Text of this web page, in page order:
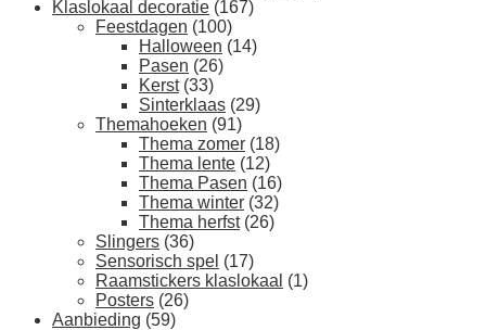
Klaslokaal decoratie (167)
Feestdagen (100)
Halloween (14)
Pasen (26)
Kerst (33)
Sinterklaas (29)
Themahoeken (91)
Thema zomer (18)
Thema lente (12)
Thema Pasen (16)
Thema winter (32)
Thema herfst (26)
Slingers (36)
Sensorisch spel (17)
Raamstickers klaslokaal (1)
Posters (26)
Aanbieding (59)